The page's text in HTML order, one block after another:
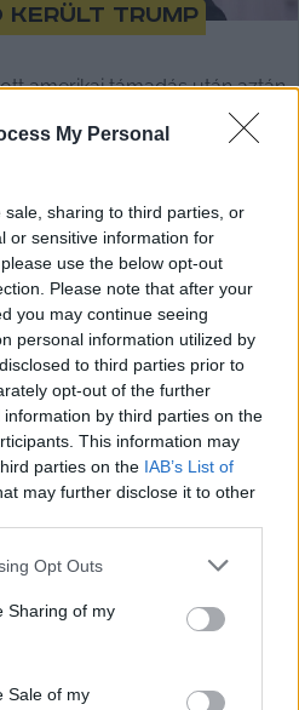
My Personal
sharing to third parties, or
or sensitive information for
use the below opt-out
Please note that after your
you may continue seeing
personal information utilized by
to third parties prior to
opt-out of the further
by third parties on the
This information may
parties on the IAB’s List of
may further disclose it to other
app uses one or more Google
behaviour. You may click to
and its third-party tags to
purposes in below Google
Opt Outs
Sharing of my
Sale of my
került Trump
amerikai támadás után aztán
a lehetőség, hogy az Egyesült
többségének
2026. 01. 07.